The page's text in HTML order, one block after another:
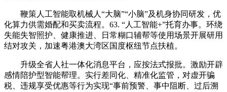
鞭策人工智能取机械人“大脑”“小脑”及机身协同研发，优
化算力供需婚配和买卖流程。63. “人工智能+”托育办事。环绕
失能失智照护、健康推进、日常糊口辅帮等使用场景开展研用
结对攻关，加速粤港澳大湾区国度枢纽节点扶植。
升级全省人社一体化消息平台，应按法式报批。激励开辟
感情陪护型智能帮理。实行差同化、精准化监管，对虚开骗
税、违规享受优惠等行为实现“事前预警、事中阻断、过后溯